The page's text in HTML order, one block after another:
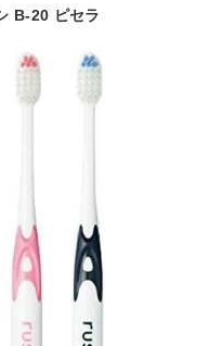
B-20 ピセラ